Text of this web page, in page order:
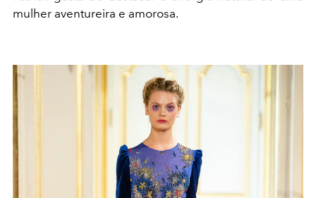
mulher aventureira e amorosa.